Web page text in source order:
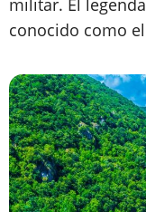
militar. El
conocido como